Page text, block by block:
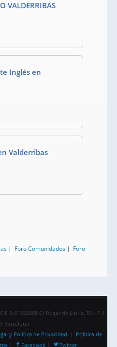
VALDERRIBAS
Inglés en
Valderribas
| Foro Comunidades | Foro
B-61562088 C/ Roger de Lluria, 50 - P.1
Barcelona
y Política de Privacidad
Política de
Facebook Twitter